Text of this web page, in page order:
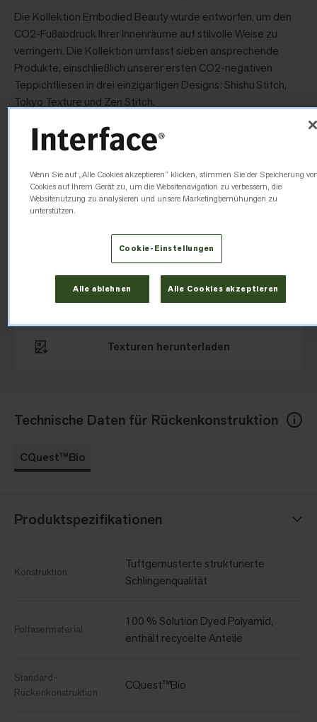
Die Kollektion Embodied Beauty wurde entworfen, um den
CO2-Fußabdruck Ihrer Innenräume auf stilvolle Weise zu
verringern. Die Kollektion umfasst sieben ansprechende
Produkte, einschließlich unserer ersten CO2-negativen
Teppichfliesen in drei einzigartigen Designs: Shishu Stitch,
Tokyo Texture und Zen Stitch.
Simple Sash
Simple Sash™ bietet einen Mix verschiedener Texturen. Die
gerippten Details knüpfen an die anderen Produkte der
Kollektion an und der Twill-Effekt erzeugt einen
Technische Daten für Rückenkonstruktion
CQuest™Bio
Produktspezifikationen
Konstruktion
Tuftgemusterte strukturierte
Schlingenqualität
Polfasermaterial
100 % Solution Dyed Polyamid,
enthält recycelte Anteile
Standard-
Rückenkonstruktion
CQuest™Bio
Texturen herunterladen​
Technische Daten herunterladen
Wenn Sie auf „Alle Cookies akzeptieren“ klicken, stimmen Sie der Speicherung
Cookies auf Ihrem Gerät zu, um die Websitenavigation zu verbessern, die
Websitenutzung zu analysieren und unsere Marketingbemühungen zu
unterstützen.
Cookie-Einstellungen
Alle ablehnen Alle Cookies akzeptieren